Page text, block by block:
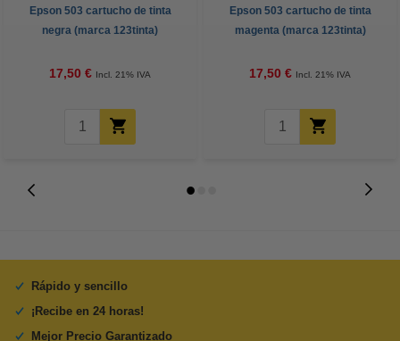
Epson 503 cartucho de tinta
negra (marca 123tinta)
17,50 € Incl. 21% IVA
Epson 503 cartucho de tinta
magenta (marca 123tinta)
17,50 € Incl. 21% IVA
Rápido y sencillo
¡Recibe en 24 horas!
Mejor Precio Garantizado